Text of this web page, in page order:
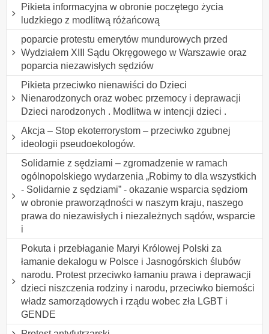
Pikieta informacyjna w obronie poczętego życia
ludzkiego z modlitwą różańcową
poparcie protestu emerytów mundurowych przed
Wydziałem XIII Sądu Okręgowego w Warszawie oraz
poparcia niezawisłych sędziów
Pikieta przeciwko nienawiści do Dzieci
Nienarodzonych oraz wobec przemocy i deprawacji
Dzieci narodzonych . Modlitwa w intencji dzieci .
Akcja – Stop ekoterrorystom – przeciwko zgubnej
ideologii pseudoekologów.
Solidarnie z sędziami – zgromadzenie w ramach
ogólnopolskiego wydarzenia „Robimy to dla wszystkich
- Solidarnie z sędziami” - okazanie wsparcia sędziom
w obronie praworządności w naszym kraju, naszego
prawa do niezawisłych i niezależnych sądów, wsparcie
i
Pokuta i przebłaganie Maryi Królowej Polski za
łamanie dekalogu w Polsce i Jasnogórskich ślubów
narodu. Protest przeciwko łamaniu prawa i deprawacji
dzieci niszczenia rodziny i narodu, przeciwko bierności
władz samorządowych i rządu wobec zła LGBT i
GENDE